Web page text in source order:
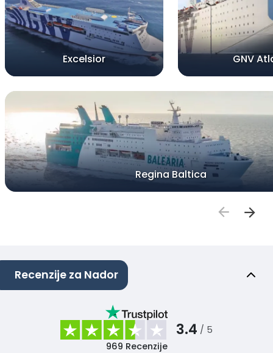
Excelsior GNV
Regina Baltica
Recenzije za Nador
3.4 / 5
969 Recenzije